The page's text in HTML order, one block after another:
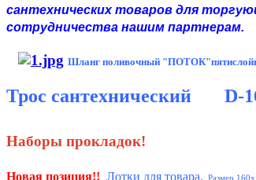
сантехнических товаров для
сотрудничества нашим партнерам.
Шланг поливочный
Трос сантехнический D-
Наборы прокладок!
Новая позиция!! Лотки для товара. Размер